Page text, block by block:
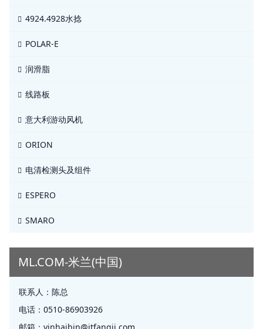
4924.4928水捻
POLAR-E
润滑脂
线路板
意大利游动风机
ORION
电清检测头及组件
ESPERO
SMARO
ML.COM-米兰(中国)
联系人： 陈总
电话： 0510-86903926